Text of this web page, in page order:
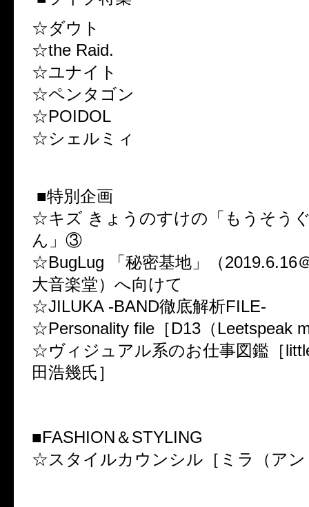
☆ダウト
☆the Raid.
☆ユナイト
☆ペンタゴン
☆POIDOL
☆シェルミィ
■特別企画
☆キズ きょうのすけの「もうそう
ん」③
☆BugLug 「秘密基地」（2019.6.16
大音楽堂）へ向けて
☆JILUKA -BAND徹底解析FILE-
☆Personality file［D13（Leetspeak
☆ヴィジュアル系のお仕事図鑑［
田浩幾氏］
■FASHION＆STYLING
☆スタイルカウンシル［ミラ（アン